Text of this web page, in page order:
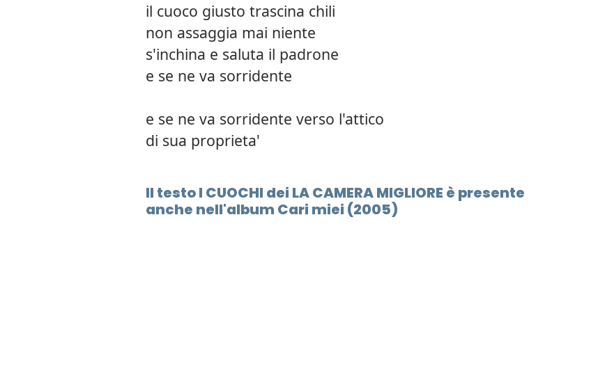
il cuoco giusto trascina chili
non assaggia mai niente
s'inchina e saluta il padrone
e se ne va sorridente
e se ne va sorridente verso l'attico
di sua proprieta'
Il testo I CUOCHI dei LA CAMERA MIGLIORE è presente
anche nell'album Cari miei (2005)